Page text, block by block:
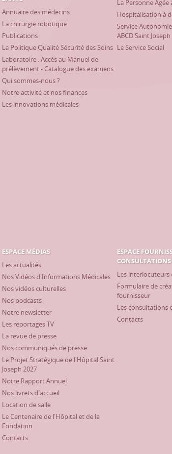
Annuaire des médecins
La chirurgie robotique
Publications
La Politique Qualité Sécurité des Soins
Laboratoire : Accès au Manuel de
prélèvement - Catalogue des examens
Qui sommes-nous ?
Notre activité et nos finances
Les innovations médicales
La Personne Âgée
Hospitalisation à
Service
ABCD Saint Joseph
Le Service Social
ESPACE MÉDIAS
Les actualités
Nos Vidéos d'Informations Médicales
Nos vidéos culturelles
Nos podcasts
Notre newsletter
Les reportages TV
La revue de presse
Nos communiqués de presse
Le Projet Stratégique de l'Hôpital Saint
Joseph 2027
Notre Rapport Annuel
Nos livrets d'accueil
Location de salle
Le Centenaire de l'Hôpital et de la
Fondation
Contacts
ESPACE
Les interlocuteurs
Formulaire de
fournisseur
Les consultations
Contacts